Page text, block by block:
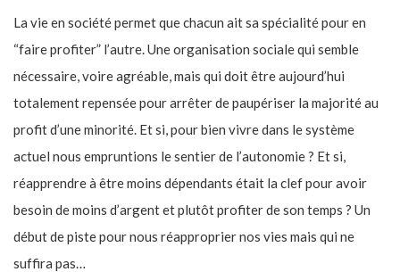
La vie en société permet que chacun ait sa spécialité pour en
“faire profiter” l’autre. Une organisation sociale qui semble
nécessaire, voire agréable, mais qui doit être aujourd’hui
totalement repensée pour arrêter de paupériser la majorité au
profit d’une minorité. Et si, pour bien vivre dans le système
actuel nous empruntions le sentier de l’autonomie ? Et si,
réapprendre à être moins dépendants était la clef pour avoir
besoin de moins d’argent et plutôt profiter de son temps ? Un
début de piste pour nous réapproprier nos vies mais qui ne
suffira pas…